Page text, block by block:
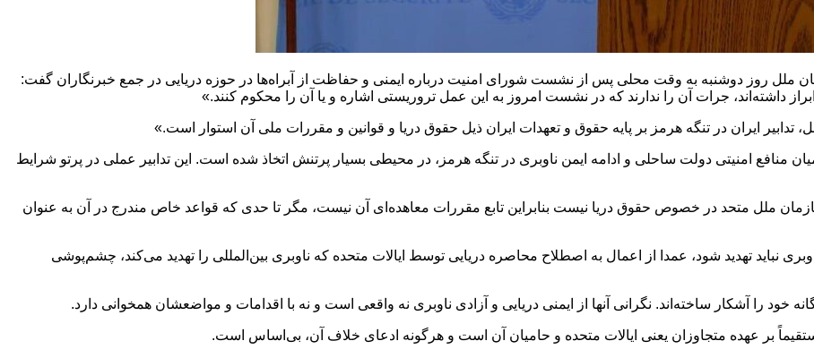
ملل روز دوشنبه به وقت محلی پس از نشست شورای امنیت درباره ایمنی و حفاظت از آبراه‌ها در حوزه دریایی در جمع خبرنگاران گفت:
داشته‌اند، جرات آن را ندارند که در نشست امروز به این عمل تروریستی اشاره و یا آن را محکوم کنند.»
ایران در تنگه هرمز بر پایه حقوق و تعهدات ایران ذیل حقوق دریا و قوانین و مقررات ملی آن استوار است.»
میان منافع امنیتی دولت ساحلی و ادامه ایمن ناوبری در تنگه هرمز، در محیطی بسیار پرتنش اتخاذ شده است. این تدابیر عملی در پرتو شرایط
ایران در سازمان ملل گفت: ایران عضو کنوانسیون ۱۹۸۲ سازمان ملل متحد در خصوص حقوق دریا نیست بنابراین تابع مقررات معاهده‌ای آن نیست، مگر تا حدی که قواعد خاص مندرج در آن به عنوان
نباید تهدید شود، عمدا از اعمال به اصطلاح محاصره دریایی توسط ایالات متحده که ناوبری بین‌المللی را تهدید می‌کند، چشم‌پوشی
خود را آشکار ساخته‌اند. نگرانی آنها از ایمنی دریایی و آزادی ناوبری نه واقعی است و نه با اقدامات و مواضعشان همخوانی دارد.
بر عهده متجاوزان یعنی ایالات متحده و حامیان آن است و هرگونه ادعای خلاف آن، بی‌اساس است.